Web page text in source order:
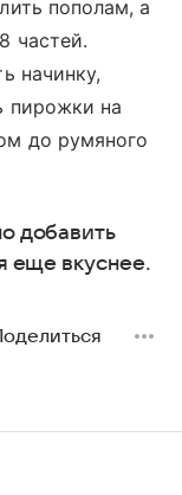
пополам, а
частей.
начинку,
пирожки на
до румяного
добавить
еще вкуснее.